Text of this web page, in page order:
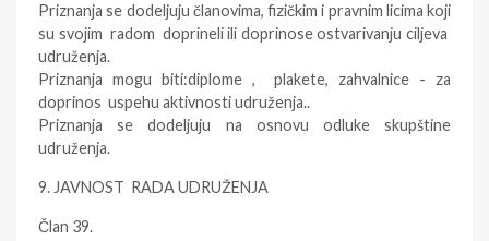
Priznanja se dodeljuju članovima, fizičkim i pravnim licima koji
su svojim radom doprineli ili doprinose ostvarivanju ciljeva
udruženja.
Priznanja mogu biti:diplome , plakete, zahvalnice - za
doprinos uspehu aktivnosti udruženja..
Priznanja se dodeljuju na osnovu odluke skupštine
udruženja.
9. JAVNOST RADA UDRUŽENJA
Član 39.